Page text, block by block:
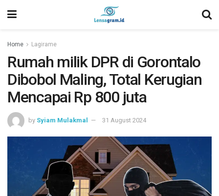
Home Lagirame
Rumah milik DPR di Gorontalo
Dibobol Maling, Total Kerugian
Mencapai Rp 800 juta
by Syiam Mulakmal 31 August 2024